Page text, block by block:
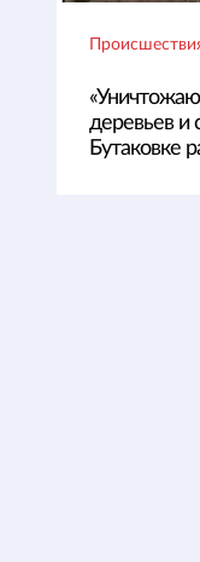
деревьев и
Бутаковке